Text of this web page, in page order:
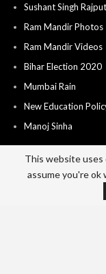
Sushant Singh Rajput
Ram Mandir Photos
Ram Mandir Videos
Bihar Election 2020
Mumbai Rain
New Education
Manoj Sinha
Home
Send News &
This website uses
assume you're